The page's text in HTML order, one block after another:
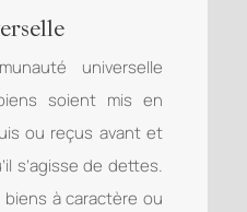
universelle
soient mis en
ou reçus avant et
s’agisse de dettes.
à caractère ou